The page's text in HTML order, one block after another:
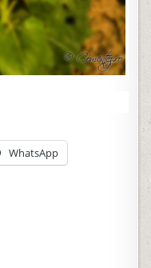
WhatsApp